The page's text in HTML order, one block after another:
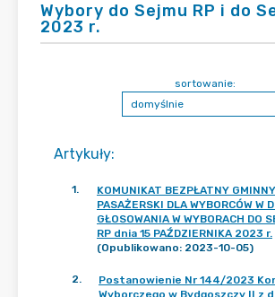
Wybory do Sejmu RP i do
2023 r.
Artykuły:
sortowanie:
1.
KOMUNIKAT BEZPŁATNY
PASAŻERSKI DLA WYBORCÓW W
GŁOSOWANIA W WYBORACH DO
RP dnia 15 PAŹDZIERNIKA 2023 r.
(Opublikowano: 2023-10-05)
2.
Postanowienie Nr 144/2023
Wyborczego w Bydgoszczy II z